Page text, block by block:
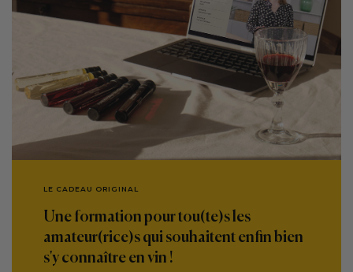
LE CADEAU ORIGINAL
Une formation pour tou(te)s les
amateur(rice)s qui souhaitent enfin bien
s'y connaître en vin !